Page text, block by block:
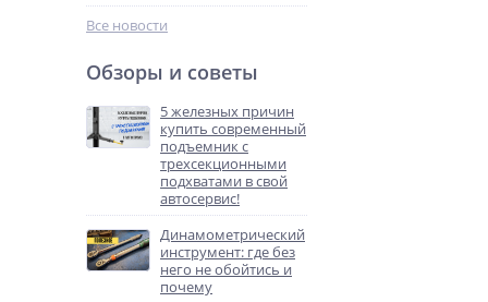
Все новости
Обзоры и советы
5 железных причин
купить современный
подъемник с
трехсекционными
подхватами в свой
автосервис!
Динамометрический
инструмент: где без
него не обойтись и
почему